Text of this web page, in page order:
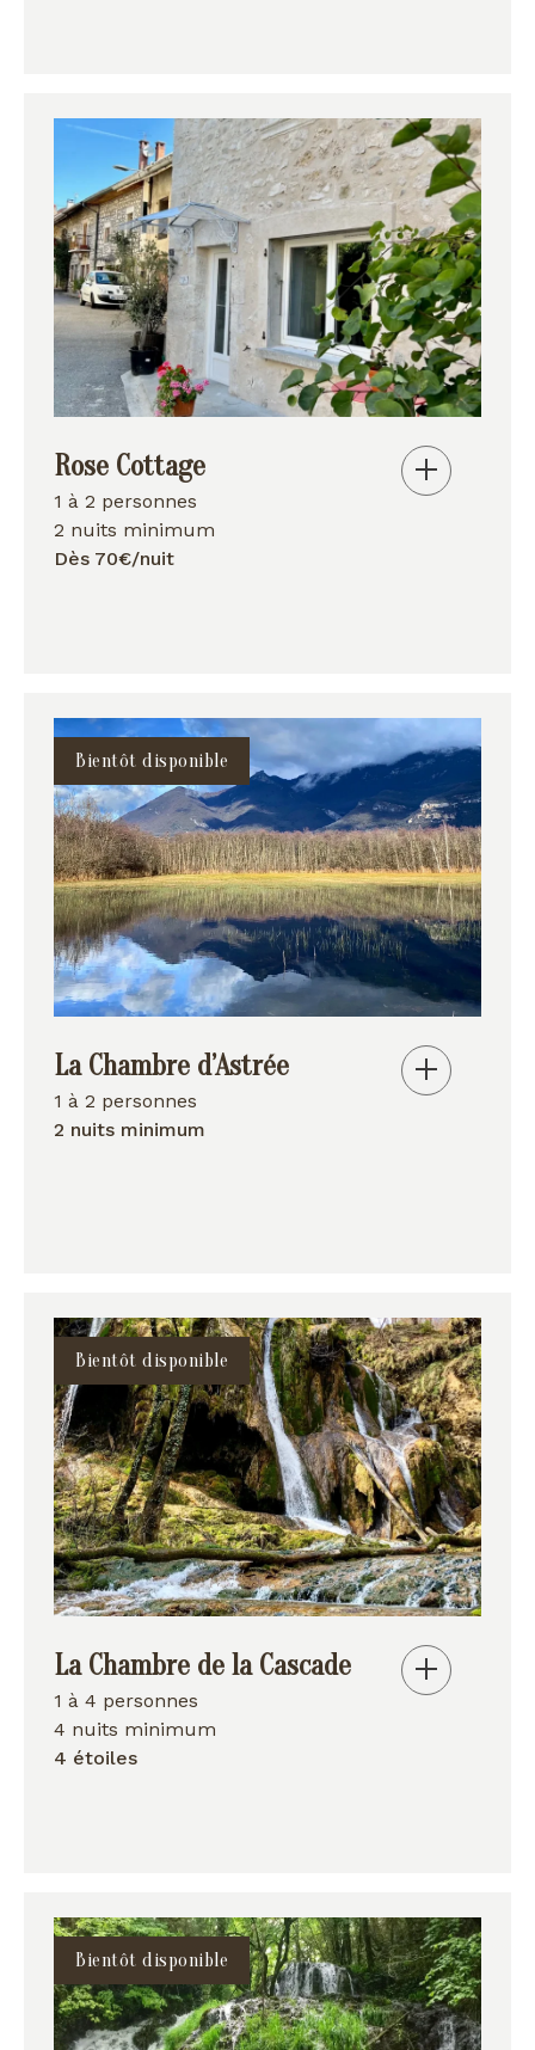
Rose Cottage
1 à 2 personnes
2 nuits minimum
Dès 70€/nuit
Bientôt disponible
La Chambre d’Astrée
1 à 2 personnes
2 nuits minimum
Bientôt disponible
La Chambre de la Cascade
1 à 4 personnes
4 nuits minimum
4 étoiles
Bientôt disponible